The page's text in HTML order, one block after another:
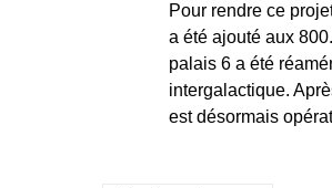
Pour rendre ce
a été ajouté aux
palais 6 a été
intergalactique.
est désormais